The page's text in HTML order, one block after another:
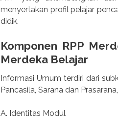
menyertakan profil pelajar
didik.
Komponen RPP
Merdeka Belajar
Informasi Umum terdiri dari
Pancasila, Sarana dan
A. Identitas Modul